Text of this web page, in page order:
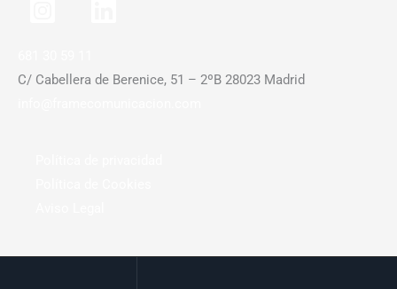
C/ Cabellera de Berenice, 51 – 2ºB 28023 Madrid